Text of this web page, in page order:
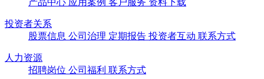
产品中心 应用案例 客户服务 资料下载
投资者关系
股票信息 公司治理 定期报告 投资者互动 联系方式
人力资源
招聘岗位 公司福利 联系方式